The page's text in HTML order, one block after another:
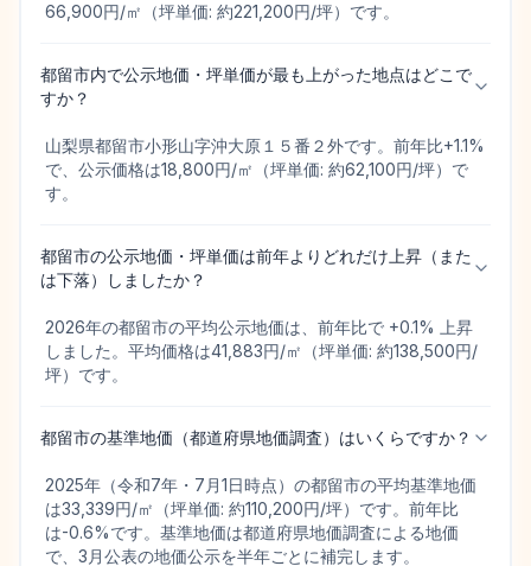
66,900円/㎡（坪単価: 約221,200円/坪）です。
都留市内で公示地価・坪単価が最も上がった地点はどこで
すか？
山梨県都留市小形山字沖大原１５番２外です。前年比+1.1%
で、公示価格は18,800円/㎡（坪単価: 約62,100円/坪）で
す。
都留市の公示地価・坪単価は前年よりどれだけ上昇（また
は下落）しましたか？
2026年の都留市の平均公示地価は、前年比で +0.1% 上昇
しました。平均価格は41,883円/㎡（坪単価: 約138,500円/
坪）です。
都留市の基準地価（都道府県地価調査）はいくらですか？
2025年（令和7年・7月1日時点）の都留市の平均基準地価
は33,339円/㎡（坪単価: 約110,200円/坪）です。前年比
は-0.6%です。基準地価は都道府県地価調査による地価
で、3月公表の地価公示を半年ごとに補完します。